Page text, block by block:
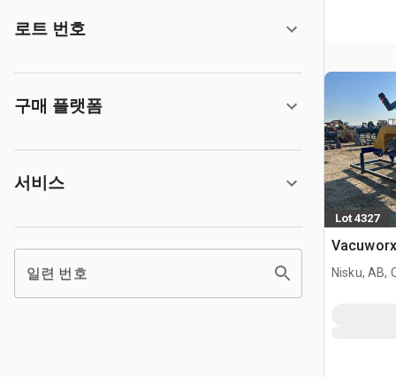
로트 번호
구매 플랫폼
서비스
일련 번호
Lot 4327
Nisku, AB,